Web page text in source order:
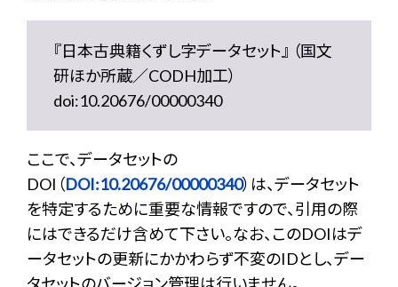
『日本古典籍くずし字データセット』 （国文
研ほか所蔵／CODH加工）
doi:10.20676/00000340
ここで、データセットの
DOI（DOI:10.20676/00000340）は、データセット
を特定するために重要な情報ですので、引用の際
にはできるだけ含めて下さい。なお、このDOIはデ
ータセットの更新にかかわらず不変のIDとし、デー